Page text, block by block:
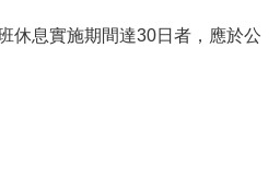
休息實施期間達30日者，應於公